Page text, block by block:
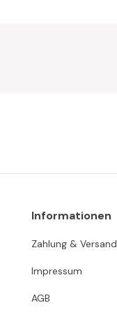
Informationen
Zahlung & Versand
Impressum
AGB